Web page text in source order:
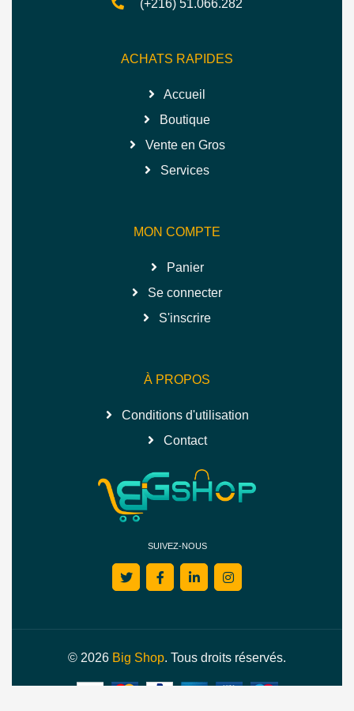
(+216) 51.066.282
ACHATS RAPIDES
Accueil
Boutique
Vente en Gros
Services
MON COMPTE
Panier
Se connecter
S'inscrire
À PROPOS
Conditions d'utilisation
Contact
SUIVEZ-NOUS
© 2026 Big Shop. Tous droits réservés.